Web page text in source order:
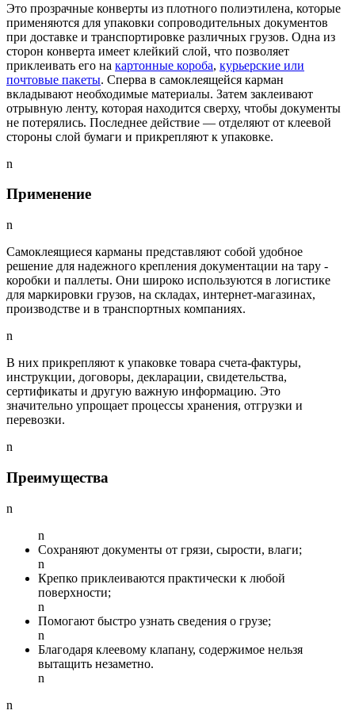
Это прозрачные конверты из плотного полиэтилена, которые
применяются для упаковки сопроводительных документов
при доставке и транспортировке различных грузов. Одна из
сторон конверта имеет клейкий слой, что позволяет
приклеивать его на картонные короба, курьерские или
почтовые пакеты. Сперва в самоклеящейся карман
вкладывают необходимые материалы. Затем заклеивают
отрывную ленту, которая находится сверху, чтобы документы
не потерялись. Последнее действие — отделяют от клеевой
стороны слой бумаги и прикрепляют к упаковке.
n
Применение
n
Самоклеящиеся карманы представляют собой удобное
решение для надежного крепления документации на тару -
коробки и паллеты. Они широко используются в логистике
для маркировки грузов, на складах, интернет-магазинах,
производстве и в транспортных компаниях.
n
В них прикрепляют к упаковке товара счета-фактуры,
инструкции, договоры, декларации, свидетельства,
сертификаты и другую важную информацию. Это
значительно упрощает процессы хранения, отгрузки и
перевозки.
n
Преимущества
n
n
Сохраняют документы от грязи, сырости, влаги;
n
Крепко приклеиваются практически к любой
поверхности;
n
Помогают быстро узнать сведения о грузе;
n
Благодаря клеевому клапану, содержимое нельзя
вытащить незаметно.
n
n